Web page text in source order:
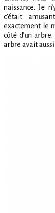
naissance. Je
c’était
exactement le
côté d’un
arbre avait